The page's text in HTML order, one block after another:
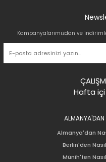
Kampanyalarımızdan ve
Hafta içi
ALMANYA'DAN
Almanya'dan
Berlin'den
Münih'ten